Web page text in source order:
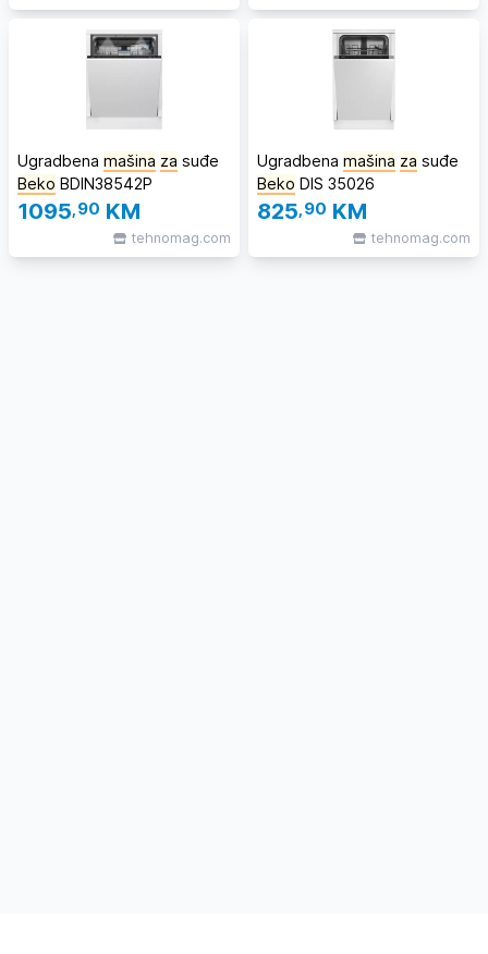
Ugradbena mašina za suđe
Beko BDIN38542P
1095,90 KM
tehnomag.com
Ugradbena mašina za suđe
Beko DIS 35026
825,90 KM
tehnomag.com